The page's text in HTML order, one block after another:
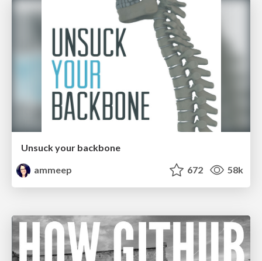
Unsuck your backbone
ammeep
672 58k